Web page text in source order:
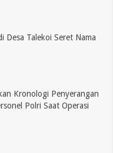
Desa Talekoi Seret Nama
Kronologi Penyerangan
Polri Saat Operasi